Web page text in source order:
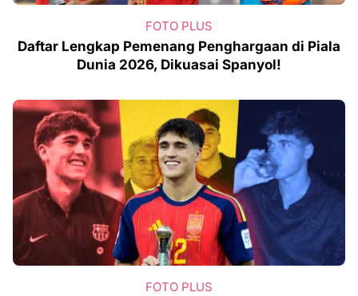
FOTO PLUS
Daftar Lengkap Pemenang Penghargaan di Piala
Dunia 2026, Dikuasai Spanyol!
FOTO PLUS